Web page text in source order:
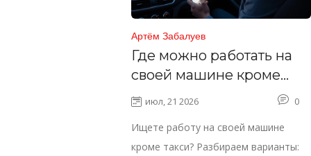
Артём Забалуев
Где можно работать на
своей машине кроме
такси: доставка,
фриланс
июл, 21 2026 0
Ищете работу на своей машине
кроме такси? Разбираем варианты: